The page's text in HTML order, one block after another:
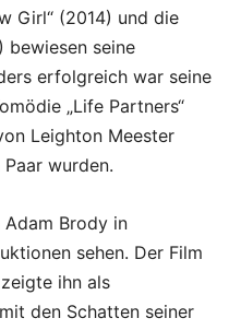
Girl“ (2014) und die
bewiesen seine
erfolgreich war seine
„Life Partners“
Leighton Meester
wurden.
Brody in
sehen. Der Film
ihn als
den Schatten seiner